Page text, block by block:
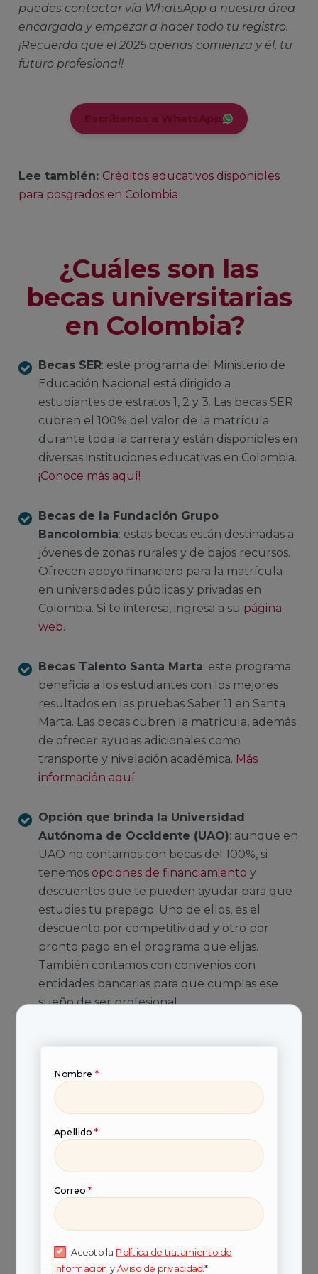
puedes contactar vía WhatsApp a nuestra área
encargada y empezar a hacer todo tu registro.
¡Recuerda que el 2025 apenas comienza y él, tu
futuro profesional!
Lee también: Créditos educativos disponibles
para posgrados en Colombia
¿Cuáles son las
becas universitarias
en Colombia?
Becas SER: este programa del Ministerio de
Educación Nacional está dirigido a
estudiantes de estratos 1, 2 y 3. Las becas SER
cubren el 100% del valor de la matrícula
durante toda la carrera y están disponibles en
diversas instituciones educativas en Colombia.
¡Conoce más aquí!
Becas de la Fundación Grupo
Bancolombia: estas becas están destinadas a
jóvenes de zonas rurales y de bajos recursos.
Ofrecen apoyo financiero para la matrícula
en universidades públicas y privadas en
Colombia. Si te interesa, ingresa a su página
web.
Becas Talento Santa Marta: este programa
beneficia a los estudiantes con los mejores
resultados en las pruebas Saber 11 en Santa
Marta. Las becas cubren la matrícula, además
de ofrecer ayudas adicionales como
transporte y nivelación académica. Más
información aquí.
Opción que brinda la Universidad
Autónoma de Occidente (UAO): aunque en
UAO no contamos con becas del 100%, si
tenemos opciones de financiamiento y
descuentos que te pueden ayudar para que
estudies tu prepago. Uno de ellos, es el
descuento por competitividad y otro por
pronto pago en el programa que elijas.
También contamos con convenios con
entidades bancarias para que cumplas ese
sueño de ser profesional.
Nombre *
Apellido *
Correo *
Acepto la Política de tratamiento de
información yAviso de privacidad.*